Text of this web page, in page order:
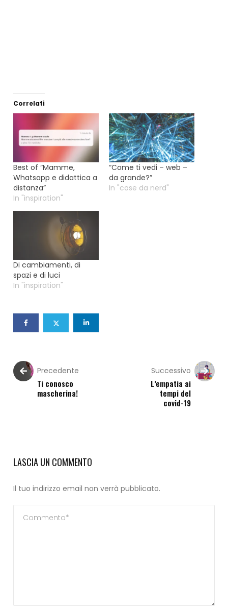
Correlati
Best of “Mamme,
Whatsapp e didattica a
distanza”
In "inspiration"
“Come ti vedi – web –
da grande?”
In "cose da nerd"
Di cambiamenti, di
spazi e di luci
In "inspiration"
Precedente
Ti conosco
mascherina!
Successivo
L’empatia ai
tempi del
covid-19
LASCIA UN COMMENTO
Il tuo indirizzo email non verrà pubblicato.